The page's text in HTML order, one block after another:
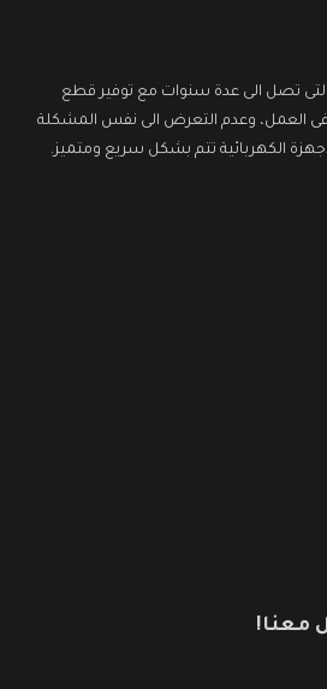
التى تصل الى عدة سنوات مع توفير قطع
فى العمل، وعدم التعرض الى نفس المشكلة
الكهربائية تتم بشكل سريع ومتميز.
معنا!